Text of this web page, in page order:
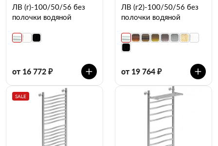
ЛВ (г)-100/50/56 без
полочки водяной
от 16 772 ₽
ЛВ (г2)-100/50/56 без
полочки водяной
от 19 764 ₽
SALE